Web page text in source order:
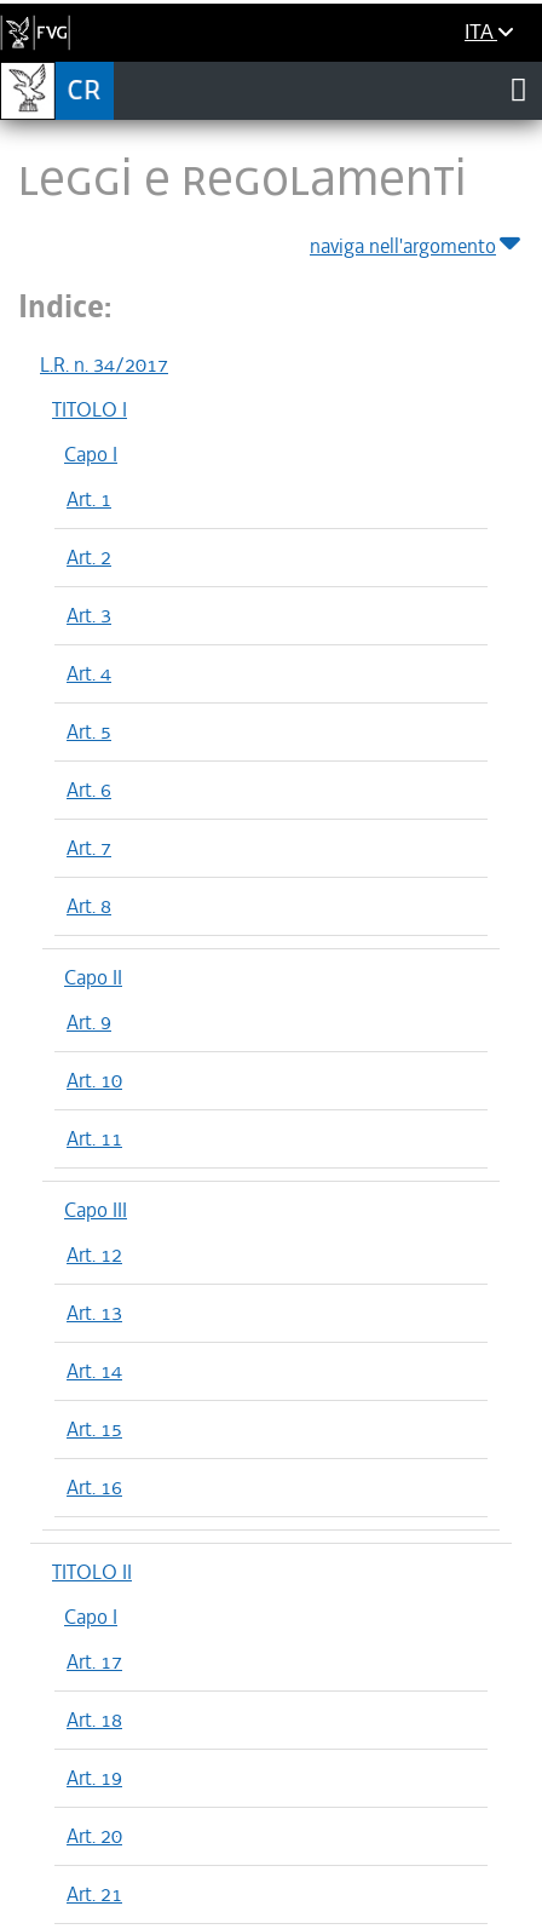
ITA
LEGGI E REGOLAMENTI
naviga nell'argomento
Indice:
L.R. n. 34/2017
TITOLO I
Capo I
Art. 1
Art. 2
Art. 3
Art. 4
Art. 5
Art. 6
Art. 7
Art. 8
Capo II
Art. 9
Art. 10
Art. 11
Capo III
Art. 12
Art. 13
Art. 14
Art. 15
Art. 16
TITOLO II
Capo I
Art. 17
Art. 18
Art. 19
Art. 20
Art. 21